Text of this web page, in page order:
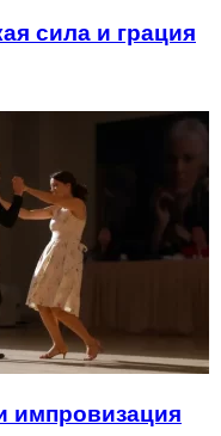
сила и грация
импровизация